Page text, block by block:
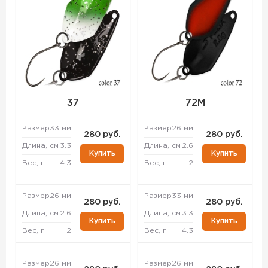
37
Размер33 мм
Длина, см 3.3
Вес, г 4.3
280 руб.
Купить
Размер26 мм
Длина, см 2.6
Вес, г 2
280 руб.
Купить
Размер26 мм
72M
Размер26 мм
Длина, см 2.6
Вес, г 2
280 руб.
Купить
Размер33 мм
Длина, см 3.3
Вес, г 4.3
280 руб.
Купить
Размер26 мм